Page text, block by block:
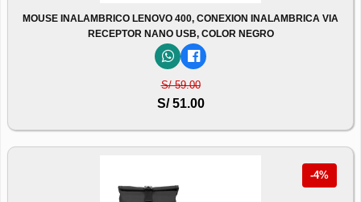
MOUSE INALAMBRICO LENOVO 400, CONEXION INALAMBRICA VIA
RECEPTOR NANO USB, COLOR NEGRO
S/ 59.00
S/ 51.00
-4%